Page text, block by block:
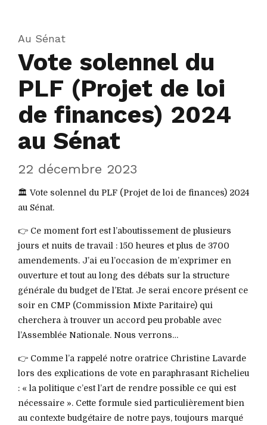
Au Sénat
Vote solennel du
PLF (Projet de loi
de finances) 2024
au Sénat
22 décembre 2023
🏛️ Vote solennel du PLF (Projet de loi de finances) 2024
au Sénat.
👉 Ce moment fort est l’aboutissement de plusieurs
jours et nuits de travail : 150 heures et plus de 3700
amendements. J’ai eu l’occasion de m’exprimer en
ouverture et tout au long des débats sur la structure
générale du budget de l’Etat. Je serai encore présent ce
soir en CMP (Commission Mixte Paritaire) qui
cherchera à trouver un accord peu probable avec
l’Assemblée Nationale. Nous verrons…
👉 Comme l’a rappelé notre oratrice Christine Lavarde
lors des explications de vote en paraphrasant Richelieu
: « la politique c’est l’art de rendre possible ce qui est
nécessaire ». Cette formule sied particulièrement bien
au contexte budgétaire de notre pays, toujours marqué